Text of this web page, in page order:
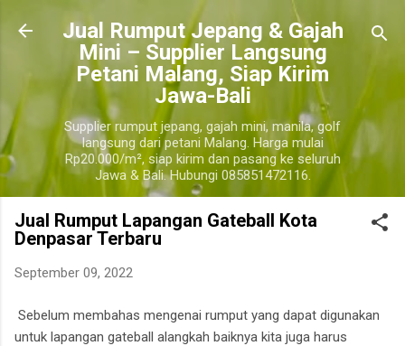
Langsung ke konten utama
​Jual Rumput Jepang & Gajah
Mini – Supplier Langsung
Petani Malang, Siap Kirim
Jawa-Bali
Supplier rumput jepang, gajah mini, manila, golf
langsung dari petani Malang. Harga mulai
Rp20.000/m², siap kirim dan pasang ke seluruh
Jawa & Bali. Hubungi 085851472116.
Jual Rumput Lapangan Gateball Kota
Denpasar Terbaru
September 09, 2022
Sebelum membahas mengenai rumput yang dapat digunakan
untuk lapangan gateball alangkah baiknya kita juga harus